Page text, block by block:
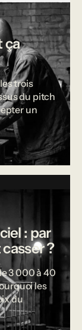
ça
trois
du pitch
un
: par
?
3 000 à 40
les
du